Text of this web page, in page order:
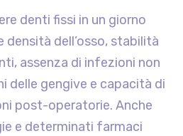
denti fissi in un giorno
densità dell’osso, stabilità
assenza di infezioni non
delle gengive e capacità di
post-operatorie. Anche
e determinati farmaci